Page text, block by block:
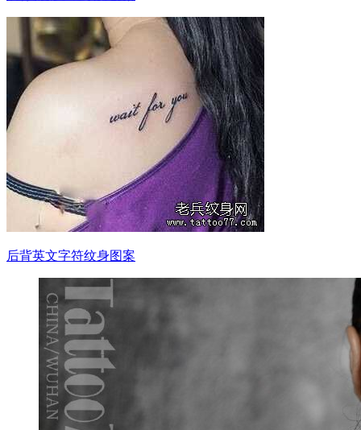
后背英文字符纹身图案